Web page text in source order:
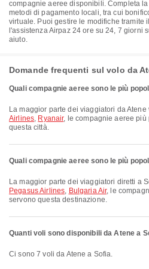
compagnie aeree disponibili. Completa
metodi di pagamento locali, tra cui
virtuale. Puoi gestire le modifiche tramite
l'assistenza Airpaz 24 ore su 24, 7 giorni
aiuto.
Domande frequenti sul volo da
Quali compagnie aeree sono le più
La maggior parte dei viaggiatori da
Airlines, Ryanair, le compagnie aeree
questa città.
Quali compagnie aeree sono le più
La maggior parte dei viaggiatori diretti a
Pegasus Airlines, Bulgaria Air, le
servono questa destinazione.
Quanti voli sono disponibili da Atene a
Ci sono 7 voli da Atene a Sofia.